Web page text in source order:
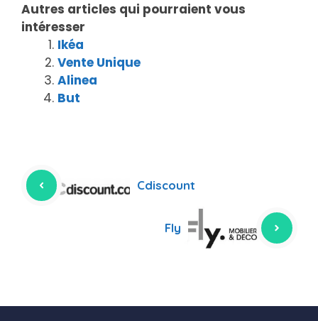
Autres articles qui pourraient vous
intéresser
Ikéa
Vente Unique
Alinea
But
Cdiscount
Fly